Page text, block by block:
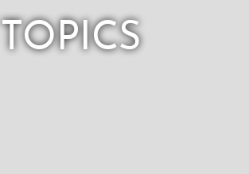
TOPICS